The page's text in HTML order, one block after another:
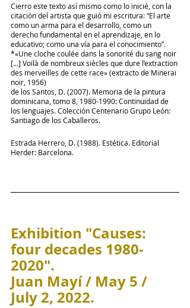
Cierro este texto así mismo como lo inicié, con la
citación del artista que guió mi escritura: “El arte
como un arma para el desarrollo, como un
derecho fundamental en el aprendizaje, en lo
educativo; como una vía para el conocimiento”.
*«Une cloche coulée dans la sonorité du sang noir
[...] Voilà de nombreux siècles que dure l’extraction
des merveilles de cette race» (extracto de Minerai
noir, 1956)
de los Santos, D. (2007). Memoria de la pintura
dominicana, tomo 8, 1980-1990: Continuidad de
los lenguajes. Colección Centenario Grupo León:
Santiago de los Caballeros.
Estrada Herrero, D. (1988). Estética. Editorial
Herder: Barcelona.
Exhibition "Causes:
four decades 1980-
2020".
Juan Mayí / May 5 /
July 2, 2022.